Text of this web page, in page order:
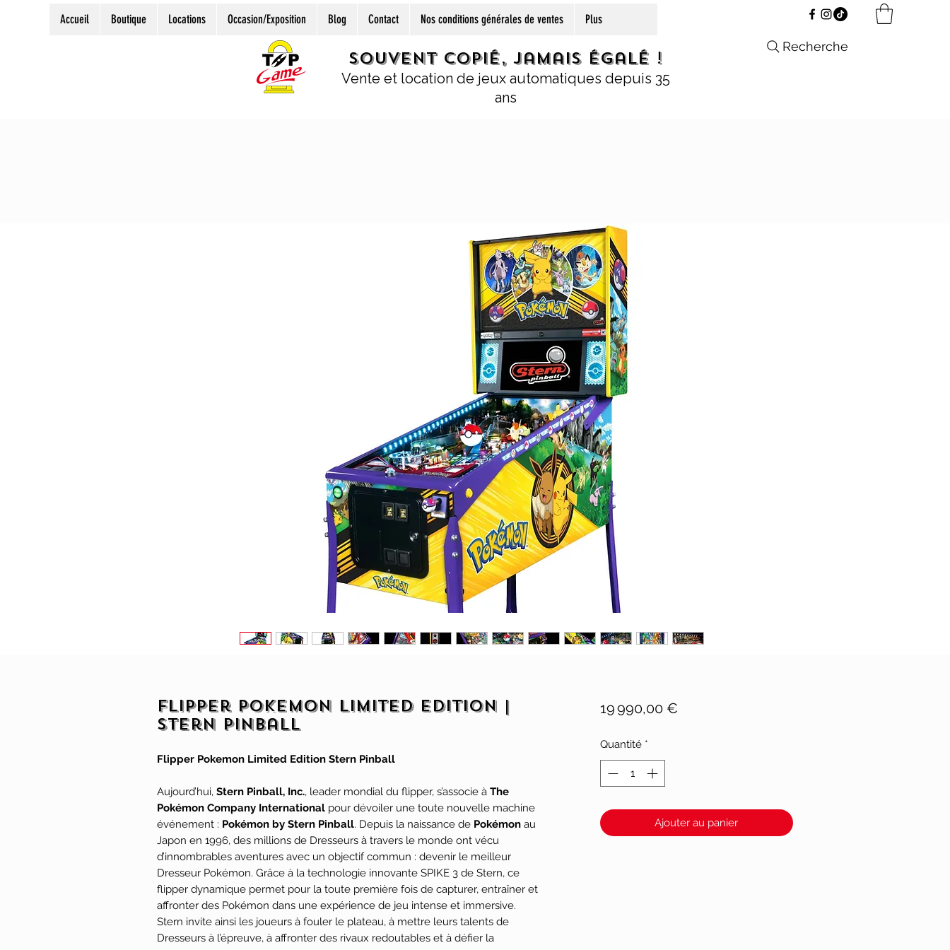
Accueil Boutique Locations Occasion/Exposition Blog Contact Nos conditions générales de ventes Plus
Souvent copié, jamais égalé !
Vente et location de jeux automatiques depuis 35
ans
Recherche
Flipper Pokemon Limited Edition |
Stern Pinball
Flipper Pokemon Limited Edition Stern Pinball
Aujourd’hui, Stern Pinball, Inc., leader mondial du flipper, s’associe à The
Pokémon Company International pour dévoiler une toute nouvelle machine
événement : Pokémon by Stern Pinball. Depuis la naissance de Pokémon au
Japon en 1996, des millions de Dresseurs à travers le monde ont vécu
d’innombrables aventures avec un objectif commun : devenir le meilleur
Dresseur Pokémon. Grâce à la technologie innovante SPIKE 3 de Stern, ce
flipper dynamique permet pour la toute première fois de capturer, entraîner et
affronter des Pokémon dans une expérience de jeu intense et immersive.
Stern invite ainsi les joueurs à fouler le plateau, à mettre leurs talents de
Dresseurs à l’épreuve, à affronter des rivaux redoutables et à défier la
19 990,00 €Prix
Quantité *
Ajouter au panier